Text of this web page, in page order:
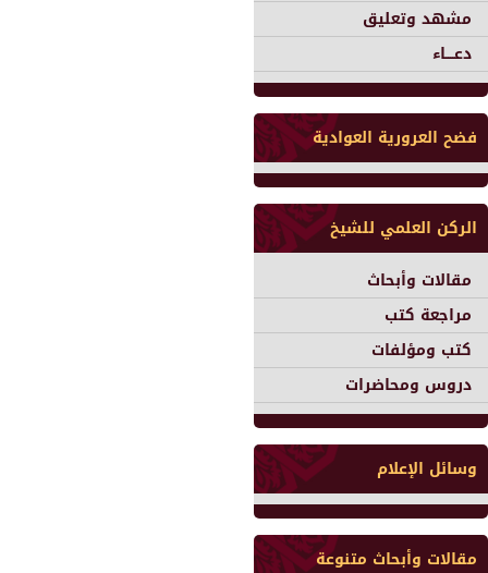
مشهد وتعليق
دعــــاء
فضح العرورية العوادية
الركن العلمي للشيخ
مقالات وأبحاث
مراجعة كتب
كتب ومؤلفات
دروس ومحاضرات
وسائل الإعلام
مقالات وأبحاث متنوعة